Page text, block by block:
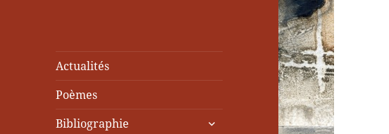
Actualités
Poèmes
Bibliographie
ouvrir